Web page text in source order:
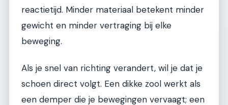
reactietijd. Minder materiaal betekent minder
gewicht en minder vertraging bij elke
beweging.
Als je snel van richting verandert, wil je dat je
schoen direct volgt. Een dikke zool werkt als
een demper die je bewegingen vervaagt; een